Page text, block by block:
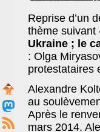
Reprise d’un
thème suivant
Ukraine ; le
: Olga
protestataires
Alexandre
au
Après le
mars 2014.